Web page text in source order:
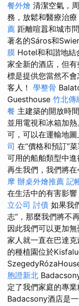
餐外燴 清潔空氣，
務，放鬆和醫療治
薦 距離喧囂和城市
著名的Sáros和
膜 Hotel和和諧地結
家全新的酒店，但
標是提供您當然不
客人！ 學整骨
Guesthouse 竹北傳
餐 主建築的開放時
並用電視和冰箱加熱
可，可以在運輸地
司 在“價格和預訂”
可用的船舶類型中
再生我們，我們將
摩 辦桌外燴推薦 記
在生活中的有害影
立公司 討債 如果我
志”，那麼我們將不
因此我們可以更加
家人就一直在巴達
的種植園位於
胞證新北
定了我們家庭的專
Badacsony酒店是